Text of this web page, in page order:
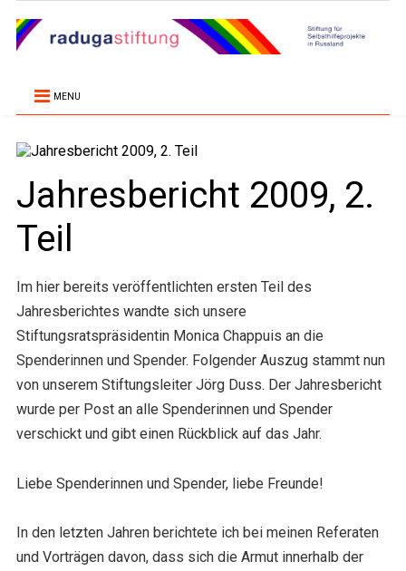
MENU
Jahresbericht 2009, 2.
Teil
Im hier bereits veröffentlichten ersten Teil des
Jahresberichtes wandte sich unsere
Stiftungsratspräsidentin Monica Chappuis an die
Spenderinnen und Spender. Folgender Auszug stammt nun
von unserem Stiftungsleiter Jörg Duss. Der Jahresbericht
wurde per Post an alle Spenderinnen und Spender
verschickt und gibt einen Rückblick auf das Jahr.
Liebe Spenderinnen und Spender, liebe Freunde!
In den letzten Jahren berichtete ich bei meinen Referaten
und Vorträgen davon, dass sich die Armut innerhalb der